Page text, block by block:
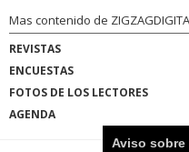
Mas contenido de
REVISTAS
ENCUESTAS
FOTOS DE LOS LECTORES
AGENDA
Aviso sobre